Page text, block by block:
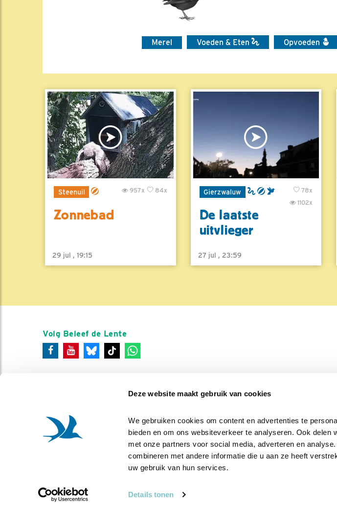
Deze website maakt gebruik van cookies
We gebruiken cookies om content en advertenties te
bieden en om ons websiteverkeer te analyseren. Ook delen
met onze partners voor social media, adverteren en
combineren met andere informatie die u aan ze heeft
uw gebruik van hun services.
Details tonen
Merel Voeden & Eten Opvoeden
Steenuil 84x
957x
Zonnebad
29 jul , 19:15
Gierzwaluw
78x
1102x
De laatste
uitvlieger
27 jul , 23:59
Volg Beleef de Lente